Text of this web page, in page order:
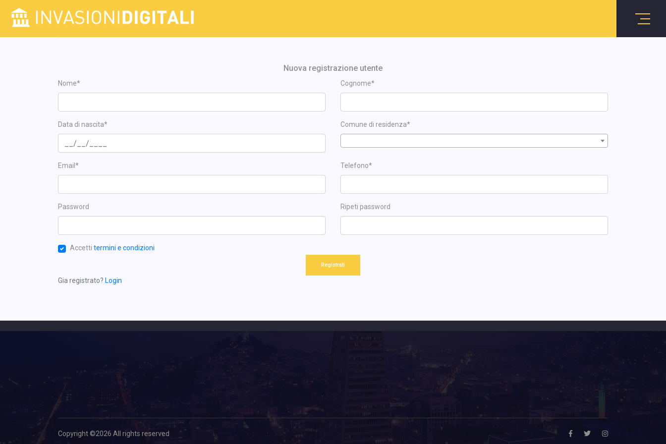
Nuova registrazione utente
Nome* Cognome*
Data di nascita* Comune di residenza*
Email* Telefono*
Password Ripeti password
Accetti termini e condizioni
Registrati
Gia registrato? Login
Copyright ©2026 All rights reserved